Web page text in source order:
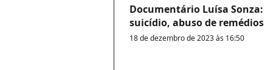
Documentário Luísa
suicídio, abuso de
18 de dezembro de 2023 às 16:50